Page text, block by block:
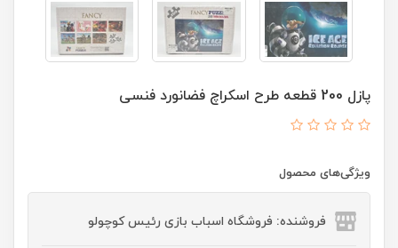
پازل 200 قطعه طرح اسکراچ فضانورد فنسی
ویژگی‌های محصول
فروشنده: فروشگاه اسباب بازی رئیس کوچولو